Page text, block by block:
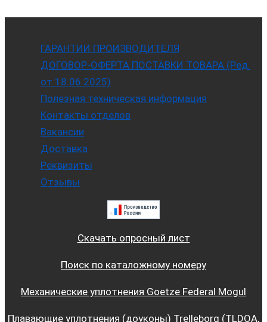
ГАРАНТИИ ПРОИЗВОДИТЕЛЯ
ДОГОВОР-ОФЕРТА ПОСТАВКИ ТОВАРА (Ред.
от 18.06.2025)
Полезная техническая информация
Контакты отделов
Вакансии
Доставка
Реквизиты
Отзывы
Скачать опросный лист
Поиск по каталожному номеру
Механические уплотнения Goetze Federal Mogul
Плавающие уплотнения (доуконы) Trelleborg (TLDOA,